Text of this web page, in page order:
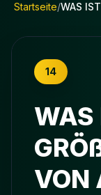
Startseite/WAS
14
WAS
VON